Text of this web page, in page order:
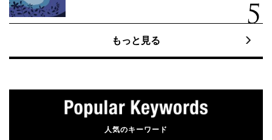
もっと見る
人気のキーワード